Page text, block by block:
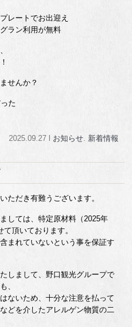
レートでお出迎え
ラン利用が無料
せんか？
た
2025.09.27 l お知らせ. 新着情報
ただき有難うございます。
しては、特定原材料（2025年
頂いております。
まれていないという事を保証す
しまして、野口観光グループで
、
ないため、十分な注意を払って
どを介したアレルゲン物質の二